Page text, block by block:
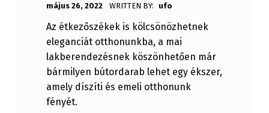
május 26, 2022 WRITTEN BY: ufo
Az étkezőszékek is kölcsönözhetnek
eleganciát otthonunkba, a mai
lakberendezésnek köszönhetően már
bármilyen bútordarab lehet egy ékszer,
amely díszíti és emeli otthonunk
fényét.